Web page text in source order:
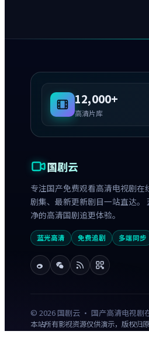
12,000+
高清片库
国剧云
专注国产免费观看高清电视剧
剧集、最新更新剧目一站直达。
净的高清国剧追更体验。
蓝光高清 免费追剧 多端同步
© 2026 国剧云 · 国产高清电视剧
本站所有影视资源仅供演示，版权归